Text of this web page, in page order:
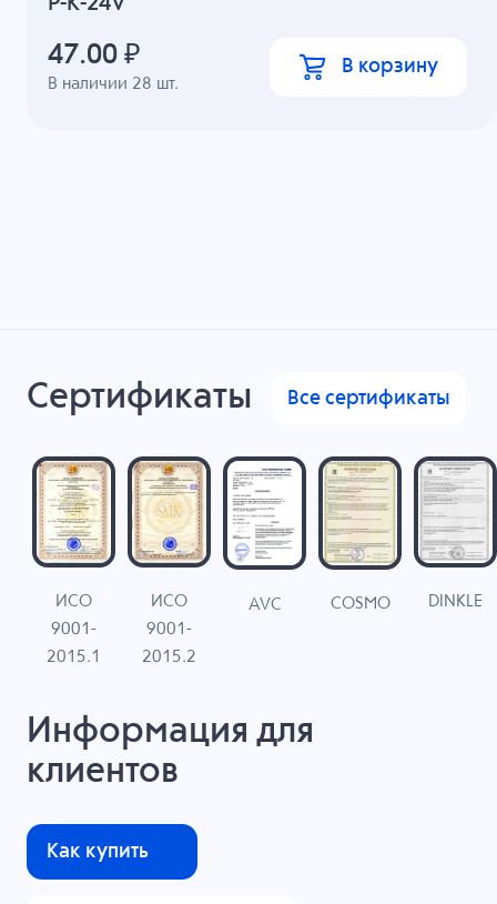
В наличии 28 шт.
47.00 ₽ В корзину
Сертификаты Все сертификаты
ИСО
9001-
2015.1
ИСО
9001-
2015.2
AVC COSMO DINKLE
Информация для
клиентов
Как купить